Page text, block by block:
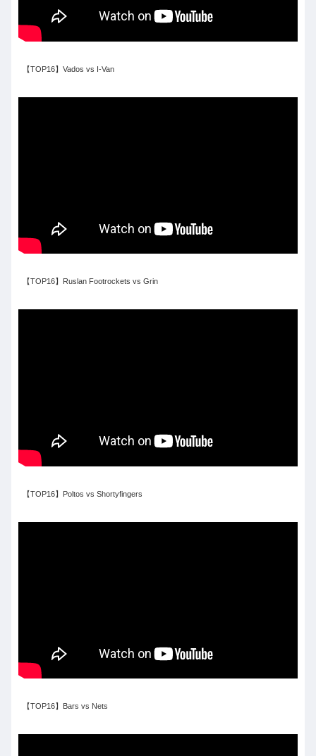
【TOP16】Vados vs I-Van
【TOP16】Ruslan Footrockets vs Grin
【TOP16】Poltos vs Shortyfingers
【TOP16】Bars vs Nets